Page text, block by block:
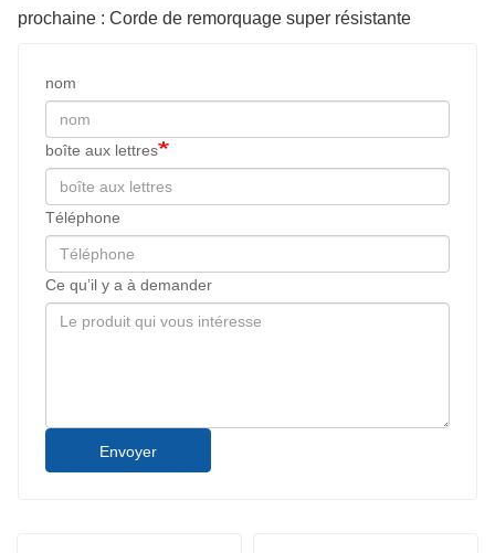
prochaine : Corde de remorquage super résistante
nom
boîte aux lettres
Téléphone
Ce qu’il y a à demander
Envoyer